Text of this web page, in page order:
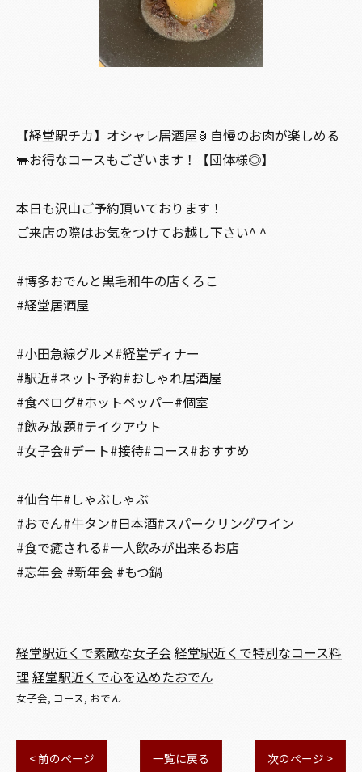
【経堂駅チカ】オシャレ居酒屋🏮自慢のお肉が楽しめる
🐃お得なコースもございます！【団体様◎】
本日も沢山ご予約頂いております！
ご来店の際はお気をつけてお越し下さい^ ^
#博多おでんと黒毛和牛の店くろこ
#経堂居酒屋
#小田急線グルメ#経堂ディナー
#駅近#ネット予約#おしゃれ居酒屋
#食べログ#ホットペッパー#個室
#飲み放題#テイクアウト
#女子会#デート#接待#コース#おすすめ
#仙台牛#しゃぶしゃぶ
#おでん#牛タン#日本酒#スパークリングワイン
#食で癒される#一人飲みが出来るお店
#忘年会 #新年会 #もつ鍋
経堂駅近くで素敵な女子会経堂駅近くで特別なコース料
理経堂駅近くで心を込めたおでん
女子会 コース おでん
< 前のページ 一覧に戻る 次のページ >